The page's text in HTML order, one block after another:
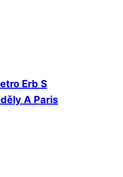
Erb S
A Paris